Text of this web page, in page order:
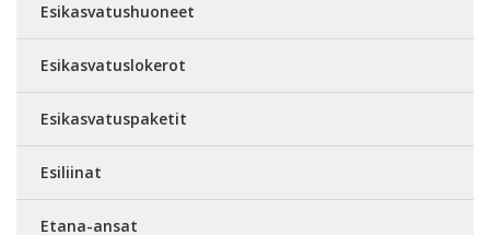
Esikasvatushuoneet
Esikasvatuslokerot
Esikasvatuspaketit
Esiliinat
Etana-ansat